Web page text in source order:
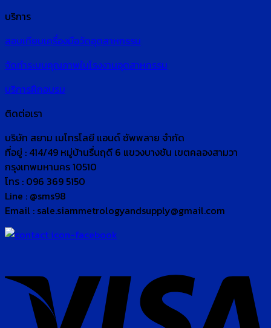
บริการ
สอบเทียบเครื่องมือวัดอุตสาหกรรม
จัดทำระบบคุณภาพในโรงงานอุตสาหกรรม
บริการฝึกอบรม
ติดต่อเรา
บริษัท สยาม เมโทรโลยี แอนด์ ซัพพลาย จำกัด
ที่อยู่ : 414/49 หมู่บ้านรื่นฤดี 6 แขวงบางชัน เขตคลองสามวา
กรุงเทพมหานคร 10510
โทร : 096 369 5150
Line : @sms98
Email : sale.siammetrologyandsupply@gmail.com